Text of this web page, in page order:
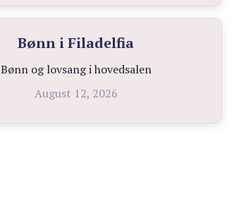
Bønn i Filadelfia
Bønn og lovsang i hovedsalen
August 12, 2026